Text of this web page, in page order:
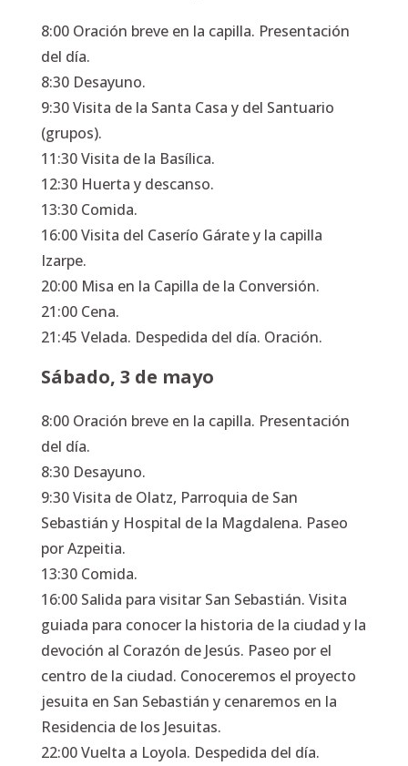
8:00 Oración breve en la capilla. Presentación
del día.
8:30 Desayuno.
9:30 Visita de la Santa Casa y del Santuario
(grupos).
11:30 Visita de la Basílica.
12:30 Huerta y descanso.
13:30 Comida.
16:00 Visita del Caserío Gárate y la capilla
Izarpe.
20:00 Misa en la Capilla de la Conversión.
21:00 Cena.
21:45 Velada. Despedida del día. Oración.
Sábado, 3 de mayo
8:00 Oración breve en la capilla. Presentación
del día.
8:30 Desayuno.
9:30 Visita de Olatz, Parroquia de San
Sebastián y Hospital de la Magdalena. Paseo
por Azpeitia.
13:30 Comida.
16:00 Salida para visitar San Sebastián. Visita
guiada para conocer la historia de la ciudad y la
devoción al Corazón de Jesús. Paseo por el
centro de la ciudad. Conoceremos el proyecto
jesuita en San Sebastián y cenaremos en la
Residencia de los Jesuitas.
22:00 Vuelta a Loyola. Despedida del día.